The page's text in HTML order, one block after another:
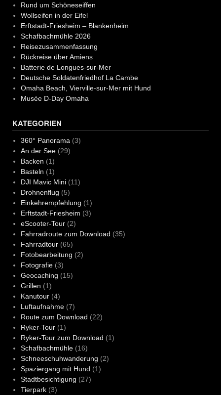
Rund um Schöneseiffen
Wollseifen in der Eifel
Erftstadt-Friesheim – Blankenheim
Schafbachmühle 2026
Reisezusammenfassung
Rückreise über Amiens
Batterie de Longues-sur-Mer
Deutsche Soldatenfriedhof La Cambe
Omaha Beach, Vierville-sur-Mer mit Hund
Musée D-Day Omaha
KATEGORIEN
360° Panorama (3)
An der See(29)
Backen (1)
Basteln (1)
DJI Mavic Mini(11)
Drohnenflug (5)
Einkehrempfehlung (1)
Erftstadt-Friesheim (3)
eScooter-Tour(2)
Fahrradroute zum Download (35)
Fahrradtour(65)
Fotobearbeitung (2)
Fotografie(3)
Geocaching (15)
Grillen (1)
Kanutour(4)
Luftaufnahme(7)
Route zum Download (22)
Ryker-Tour(1)
Ryker-Tour zum Download (1)
Schafbachmühle(16)
Schneeschuhwanderung (2)
Spaziergang mit Hund (1)
Stadtbesichtigung (27)
Tierpark(3)